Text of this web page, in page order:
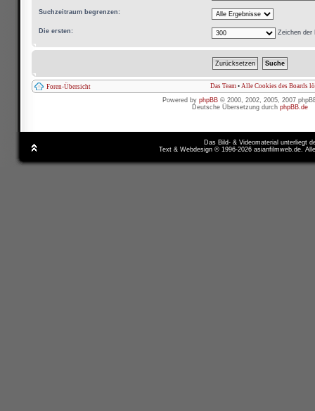
Suchzeitraum begrenzen:
Die ersten: Zeichen der
Foren-Übersicht Das Team • Alle Cookies des Boards
Powered by phpBB © 2000, 2002, 2005, 2007
Deutsche Übersetzung durch phpBB.de
Das Bild- & Videomaterial unterliegt
Text & Webdesign © 1996-2026 asianfilmweb.de.